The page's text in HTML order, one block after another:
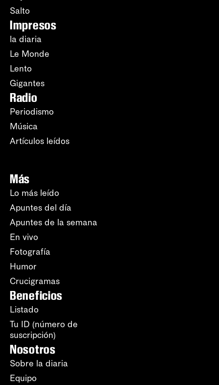
Salto
Impresos
la diaria
Le Monde
Lento
Gigantes
Radio
Periodismo
Música
Artículos leídos
Más
Lo más leído
Apuntes del día
Apuntes de la semana
En vivo
Fotografía
Humor
Crucigramas
Beneficios
Listado
Tu ID (número de
suscripción)
Nosotros
Sobre la diaria
Equipo